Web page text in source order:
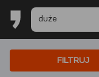
FILTRUJ